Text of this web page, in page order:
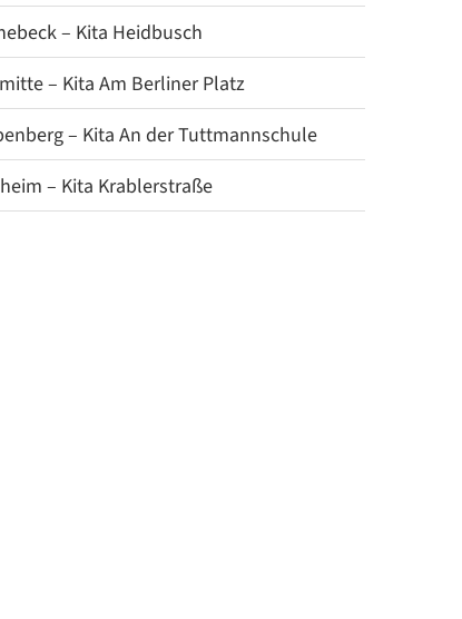
– Kita Heidbusch
– Kita Am Berliner Platz
– Kita An der Tuttmannschule
– Kita Krablerstraße